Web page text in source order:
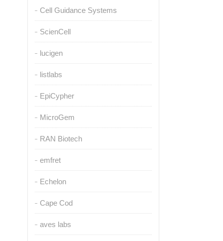
Cell Guidance Systems
ScienCell
lucigen
listlabs
EpiCypher
MicroGem
RAN Biotech
emfret
Echelon
Cape Cod
aves labs